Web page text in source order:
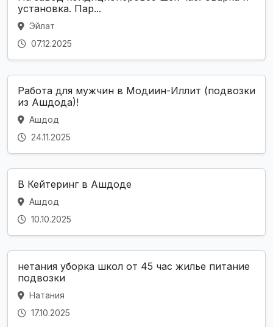
установка. Пар...
Эйлат
07.12.2025
Работа для мужчин в Модиин-Иллит (подвозки
из Ашдода)!
Ашдод
24.11.2025
В Кейтеринг в Ашдоде
Ашдод
10.10.2025
нетания уборка школ от 45 час жилье питание
подвозки
Натания
17.10.2025